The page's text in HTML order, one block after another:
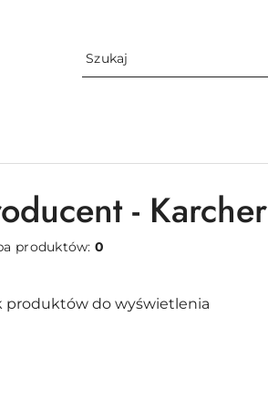
- Karcher
produktów:0
produktów do wyświetlenia